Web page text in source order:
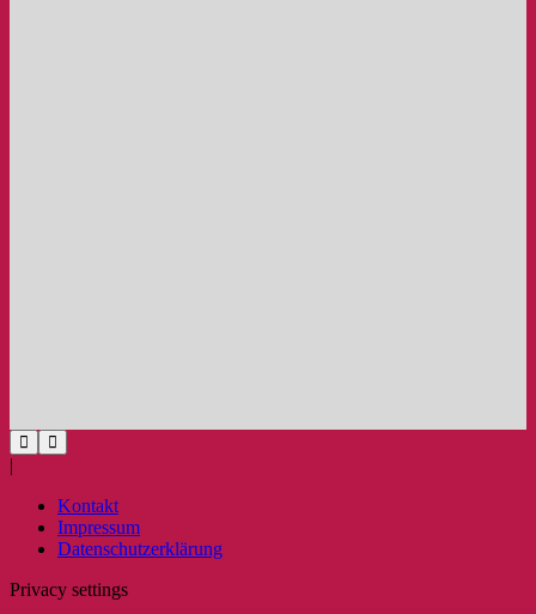
|
Kontakt
Impressum
Datenschutzerklärung
Privacy settings